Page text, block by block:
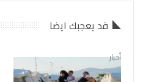
قد يعجبك ايضا
أخبار